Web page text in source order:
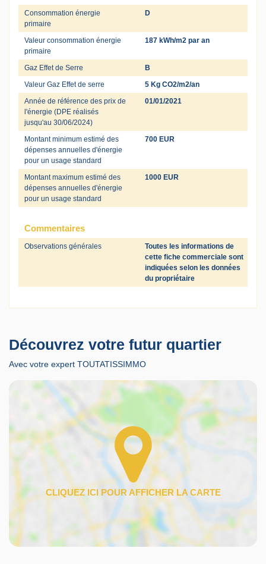
Consommation énergie
primaire
D
Valeur consommation énergie
primaire
187 kWh/m2 par an
Gaz Effet de Serre
B
Valeur Gaz Effet de serre
5 Kg CO2/m2/an
Année de référence des prix de
l'énergie (DPE réalisés
jusqu'au 30/06/2024)
01/01/2021
Montant minimum estimé des
dépenses annuelles d'énergie
pour un usage standard
700 EUR
Montant maximum estimé des
dépenses annuelles d'énergie
pour un usage standard
1000 EUR
Commentaires
Observations générales
Toutes les informations de
cette fiche commerciale sont
indiquées selon les données
du propriétaire
Découvrez votre futur quartier
Avec votre expert TOUTATISSIMMO